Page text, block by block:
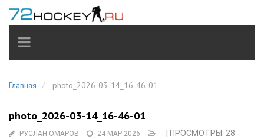
TOGGLE
NAVIGATION
Главная photo_2026-03-14_16-46-01
photo_2026-03-14_16-46-01
РУСЛАН ОМАРОВ 24 МАР 2026 | ПРОСМОТРЫ: 28